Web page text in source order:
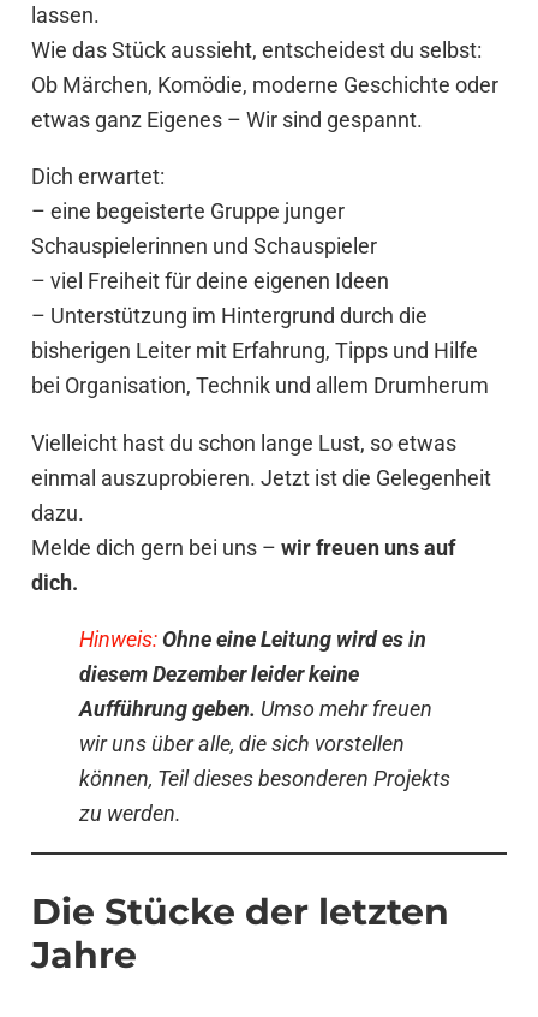
lassen.
Wie das Stück aussieht, entscheidest du selbst:
Ob Märchen, Komödie, moderne Geschichte oder
etwas ganz Eigenes – Wir sind gespannt.
Dich erwartet:
– eine begeisterte Gruppe junger
Schauspielerinnen und Schauspieler
– viel Freiheit für deine eigenen Ideen
– Unterstützung im Hintergrund durch die
bisherigen Leiter mit Erfahrung, Tipps und Hilfe
bei Organisation, Technik und allem Drumherum
Vielleicht hast du schon lange Lust, so etwas
einmal auszuprobieren. Jetzt ist die Gelegenheit
dazu.
Melde dich gern bei uns –wir freuen uns auf
dich.
Hinweis:Ohne eine Leitung wird es in
diesem Dezember leider keine
Aufführung geben. Umso mehr freuen
wir uns über alle, die sich vorstellen
können, Teil dieses besonderen Projekts
zu werden.
Die Stücke der letzten
Jahre